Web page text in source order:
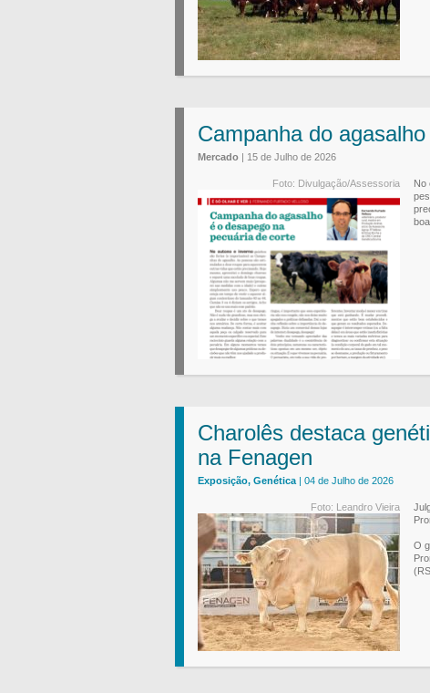
Campanha do
Mercado | 15 de Julho de 2026
Foto: Divulgação/Assessoria
No
Charolês destaca
na Fenagen
Exposição, Genética | 04 de Julho de 2026
Foto: Leandro Vieira
O